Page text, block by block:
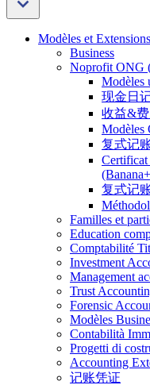
Modèles et
Business
Noprofit ONG
Modèles
现金日
收益&
Modèles
复式记
Certificat
复式记
Familles et
Education
Comptabilité
Investment
Management
Trust
Forensic
Modèles
Contabilità
Progetti di
Accounting
记账凭证